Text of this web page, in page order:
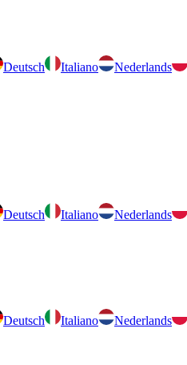
Deutsch Italiano Nederlands
Deutsch Italiano Nederlands
Deutsch Italiano Nederlands